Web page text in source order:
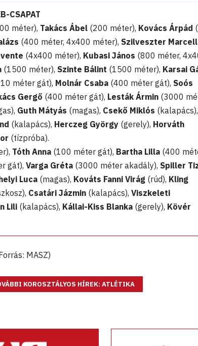
CSAPAT
méter), Takács Ábel (200 méter), Kovács Árpád
(400 méter, 4x400 méter), Szilveszter Marcell
(4x400 méter), Kubasi János (800 méter,
(1500 méter), Szinte Bálint (1500 méter), Karsai
méter gát), Molnár Csaba (400 méter gát), Soós
Gergő (400 méter gát), Lesták Ármin (3000
Guth Mátyás (magas), Csekő Miklós (kalapács),
(kalapács), Herczeg György (gerely), Horváth
(tízpróba).
Tóth Anna (100 méter gát), Bartha Lilla (400
gát), Varga Gréta (3000 méter akadály), Spiller
Luca (magas), Kováts Fanni Virág (rúd), Kling
Csatári Jázmin (kalapács), Viszkeleti
Lili (kalapács), Kállai-Kiss Blanka (gerely), Kövér
MASZ)
KOROSZTÁLYOS HÍREK: ATLÉTIKA